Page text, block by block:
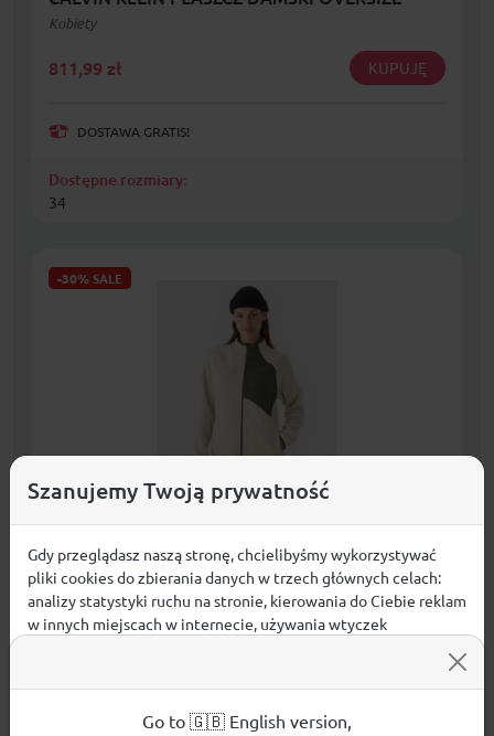
Kobiety
811,99 zł KUPUJĘ
DOSTAWA GRATIS!
Dostępne rozmiary:
34
-30% SALE
Polar sherpa ze stójką damski 4F
4FRAW24TFLEF362-12S
Kobiety
Szanujemy Twoją prywatność
Gdy przeglądasz naszą stronę, chcielibyśmy wykorzystywać
pliki cookies do zbierania danych w trzech głównych celach:
analizy statystyki ruchu na stronie, kierowania do Ciebie reklam
w innych miejscach w internecie, używania wtyczek
używanych plików cookies.
Aby dowiedzieć się więcej o plikach cookie i tym, jak
Go to 🇬🇧 English version,